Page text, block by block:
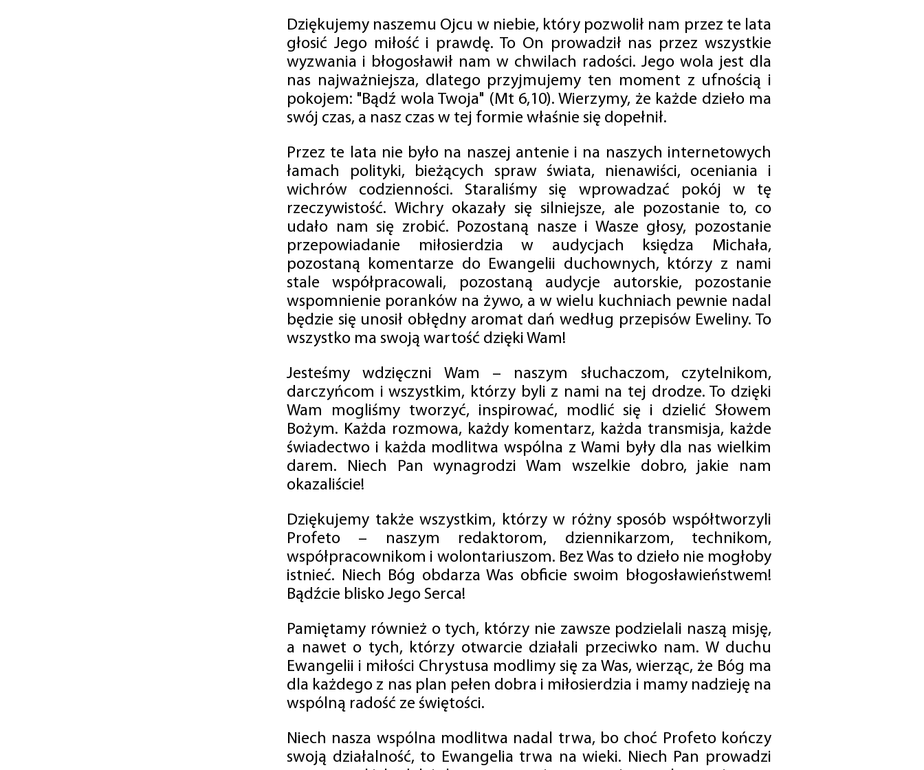
Dziękujemy naszemu Ojcu w niebie, który pozwolił nam przez te lata
głosić Jego miłość i prawdę. To On prowadził nas przez wszystkie
wyzwania i błogosławił nam w chwilach radości. Jego wola jest dla
nas najważniejsza, dlatego przyjmujemy ten moment z ufnością i
pokojem: "Bądź wola Twoja" (Mt 6,10). Wierzymy, że każde dzieło ma
swój czas, a nasz czas w tej formie właśnie się dopełnił.
Przez te lata nie było na naszej antenie i na naszych internetowych
łamach polityki, bieżących spraw świata, nienawiści, oceniania i
wichrów codzienności. Staraliśmy się wprowadzać pokój w tę
rzeczywistość. Wichry okazały się silniejsze, ale pozostanie to, co
udało nam się zrobić. Pozostaną nasze i Wasze głosy, pozostanie
przepowiadanie miłosierdzia w audycjach księdza Michała,
pozostaną komentarze do Ewangelii duchownych, którzy z nami
stale współpracowali, pozostaną audycje autorskie, pozostanie
wspomnienie poranków na żywo, a w wielu kuchniach pewnie nadal
będzie się unosił obłędny aromat dań według przepisów Eweliny. To
wszystko ma swoją wartość dzięki Wam!
Jesteśmy wdzięczni Wam – naszym słuchaczom, czytelnikom,
darczyńcom i wszystkim, którzy byli z nami na tej drodze. To dzięki
Wam mogliśmy tworzyć, inspirować, modlić się i dzielić Słowem
Bożym. Każda rozmowa, każdy komentarz, każda transmisja, każde
świadectwo i każda modlitwa wspólna z Wami były dla nas wielkim
darem. Niech Pan wynagrodzi Wam wszelkie dobro, jakie nam
okazaliście!
Dziękujemy także wszystkim, którzy w różny sposób współtworzyli
Profeto – naszym redaktorom, dziennikarzom, technikom,
współpracownikom i wolontariuszom. Bez Was to dzieło nie mogłoby
istnieć. Niech Bóg obdarza Was obficie swoim błogosławieństwem!
Bądźcie blisko Jego Serca!
Pamiętamy również o tych, którzy nie zawsze podzielali naszą misję,
a nawet o tych, którzy otwarcie działali przeciwko nam. W duchu
Ewangelii i miłości Chrystusa modlimy się za Was, wierząc, że Bóg ma
dla każdego z nas plan pełen dobra i miłosierdzia i mamy nadzieję na
wspólną radość ze świętości.
Niech nasza wspólna modlitwa nadal trwa, bo choć Profeto kończy
swoją działalność, to Ewangelia trwa na wieki. Niech Pan prowadzi